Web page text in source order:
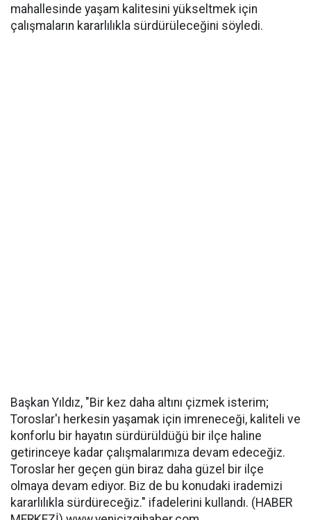
mahallesinde yaşam kalitesini yükseltmek için
çalışmaların kararlılıkla sürdürüleceğini söyledi.
Başkan Yıldız, "Bir kez daha altını çizmek isterim;
Toroslar'ı herkesin yaşamak için imreneceği, kaliteli ve
konforlu bir hayatın sürdürüldüğü bir ilçe haline
getirinceye kadar çalışmalarımıza devam edeceğiz.
Toroslar her geçen gün biraz daha güzel bir ilçe
olmaya devam ediyor. Biz de bu konudaki irademizi
kararlılıkla sürdüreceğiz." ifadelerini kullandı. (HABER